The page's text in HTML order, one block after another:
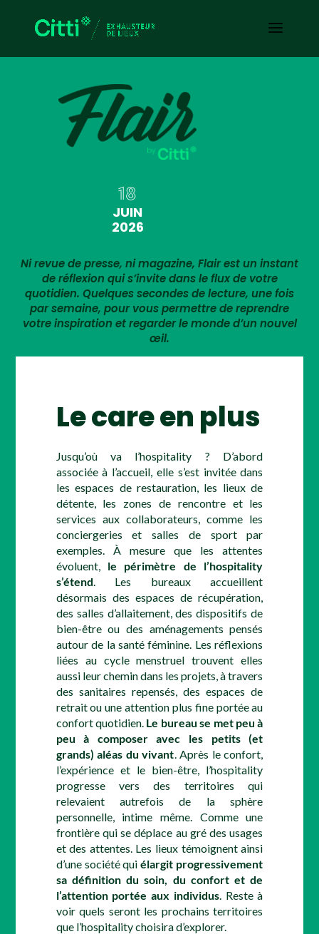
18
JUIN
2026
Ni revue de presse, ni magazine, Flair est un instant
de réflexion qui s’invite dans le flux de votre
quotidien. Quelques secondes de lecture, une fois
par semaine, pour vous permettre de reprendre
votre inspiration et regarder le monde d’un nouvel
œil.
Le care en plus
Jusqu’où va l’hospitality ? D’abord
associée à l’accueil, elle s’est invitée dans
les espaces de restauration, les lieux de
détente, les zones de rencontre et les
services aux collaborateurs, comme les
conciergeries et salles de sport par
exemples. À mesure que les attentes
évoluent, le périmètre de l’hospitality
s’étend. Les bureaux accueillent
désormais des espaces de récupération,
des salles d’allaitement, des dispositifs de
bien-être ou des aménagements pensés
autour de la santé féminine. Les réflexions
liées au cycle menstruel trouvent elles
aussi leur chemin dans les projets, à travers
des sanitaires repensés, des espaces de
retrait ou une attention plus fine portée au
confort quotidien. Le bureau se met peu à
peu à composer avec les petits (et
grands) aléas du vivant. Après le confort,
l’expérience et le bien-être, l’hospitality
progresse vers des territoires qui
relevaient autrefois de la sphère
personnelle, intime même. Comme une
frontière qui se déplace au gré des usages
et des attentes. Les lieux témoignent ainsi
d’une société quiélargit progressivement
sa définition du soin, du confort et de
l’attention portée aux individus. Reste à
voir quels seront les prochains territoires
que l’hospitality choisira d’explorer.